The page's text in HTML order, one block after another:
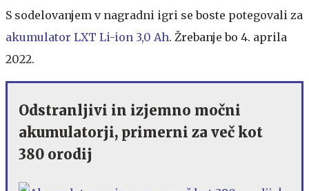
S sodelovanjem v nagradni igri se boste potegovali za
akumulator LXT Li-ion 3,0 Ah. Žrebanje bo 4. aprila
2022.
Odstranljivi in izjemno močni
akumulatorji, primerni za več kot
380 orodij